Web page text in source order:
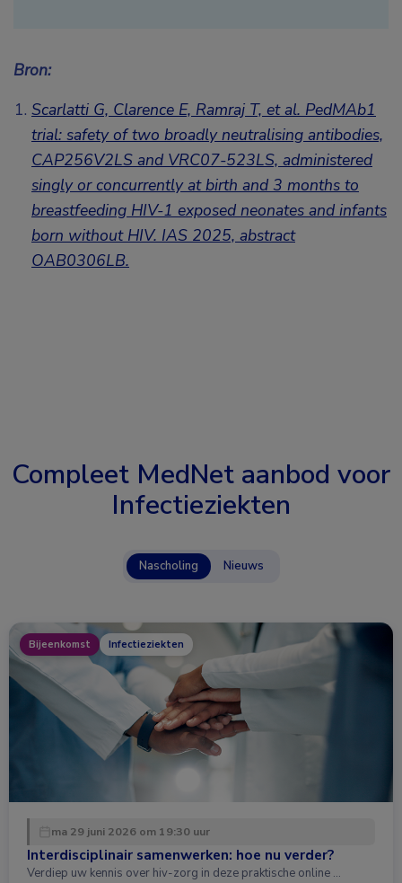
Bron:
Scarlatti G, Clarence E, Ramraj T, et al. PedMAb1
trial: safety of two broadly neutralising antibodies,
CAP256V2LS and VRC07-523LS, administered
singly or concurrently at birth and 3 months to
breastfeeding HIV-1 exposed neonates and infants
born without HIV. IAS 2025, abstract
OAB0306LB.
Compleet MedNet aanbod voor
Infectieziekten
Nascholing Nieuws
Bijeenkomst Infectieziekten
ma 29 juni 2026 om 19:30 uur
Interdisciplinair samenwerken: hoe nu verder?
Verdiep uw kennis over hiv-zorg in deze praktische online …